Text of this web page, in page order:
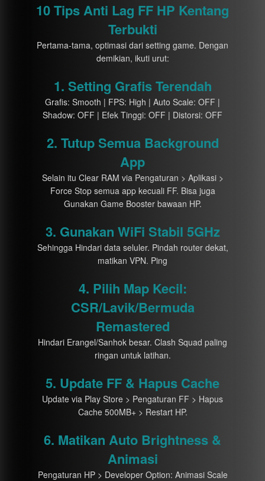
10 Tips Anti Lag FF HP Kentang
Terbukti
Pertama-tama, optimasi dari setting game. Dengan
demikian, ikuti urut:
1. Setting Grafis Terendah
Grafis: Smooth | FPS: High | Auto Scale: OFF |
Shadow: OFF | Efek Tinggi: OFF | Distorsi: OFF
2. Tutup Semua Background
App
Selain itu Clear RAM via Pengaturan > Aplikasi >
Force Stop semua app kecuali FF. Bisa juga
Gunakan Game Booster bawaan HP.
3. Gunakan WiFi Stabil 5GHz
Sehingga Hindari data seluler. Pindah router dekat,
matikan VPN. Ping
4. Pilih Map Kecil:
CSR/Lavik/Bermuda
Remastered
Hindari Erangel/Sanhok besar. Clash Squad paling
ringan untuk latihan.
5. Update FF & Hapus Cache
Update via Play Store > Pengaturan FF > Hapus
Cache 500MB+ > Restart HP.
6. Matikan Auto Brightness &
Animasi
Pengaturan HP > Developer Option: Animasi Scale